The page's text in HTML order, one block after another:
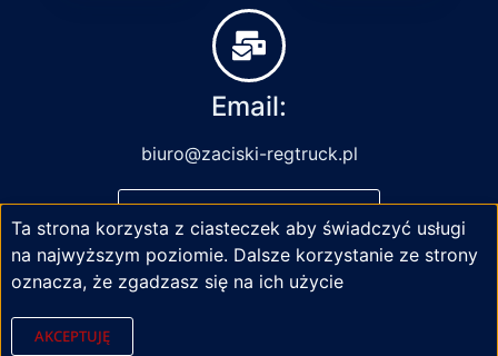
Email:
biuro@zaciski-regtruck.pl
NAPISZ DO NAS
Ta strona korzysta z ciasteczek aby świadczyć usługi
na najwyższym poziomie. Dalsze korzystanie ze strony
oznacza, że zgadzasz się na ich użycie
AKCEPTUJĘ